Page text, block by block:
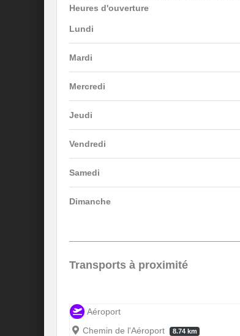
Heures d'ouverture
Lundi
Mardi
Mercredi
Jeudi
Vendredi
Samedi
Dimanche
Transports à proximité
Aéroport
Chemin de l'Aéroport
8.74 km